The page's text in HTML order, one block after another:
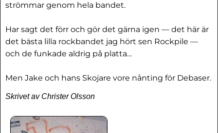
strömmar genom hela bandet.
Har sagt det förr och gör det gärna igen — det här är
det bästa lilla rockbandet jag hört sen Rockpile —
och de funkade aldrig på platta…
Men Jake och hans Skojare vore nånting för Debaser.
Skrivet av Christer Olsson